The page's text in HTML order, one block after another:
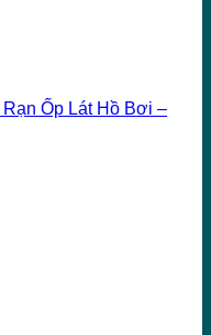
Ốp Lát Hồ Bơi –